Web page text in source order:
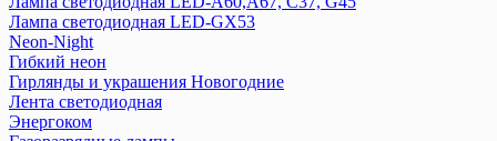
Лампа светодиодная LED-GX53
Neon-Night
Гибкий неон
Гирлянды и украшения Новогодние
Лента светодиодная
Энергоком